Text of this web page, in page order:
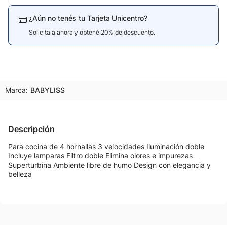
¿Aún no tenés tu Tarjeta Unicentro?
Solicitala ahora y obtené 20% de descuento.
Marca: BABYLISS
Descripción
Para cocina de 4 hornallas 3 velocidades Iluminación doble
Incluye lamparas Filtro doble Elimina olores e impurezas
Superturbina Ambiente libre de humo Design con elegancia y
belleza